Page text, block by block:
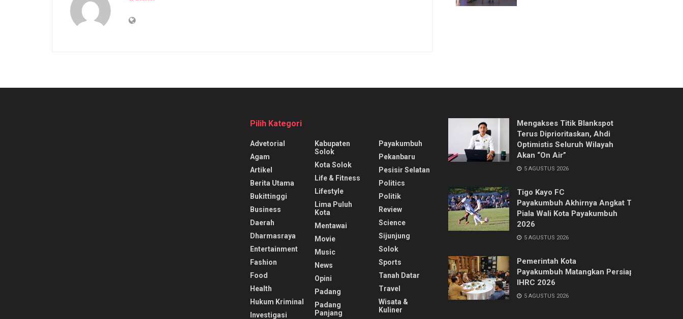
Pilih Kategori
Advetorial
Agam
Artikel
Berita Utama
Bukittinggi
Business
Daerah
Dharmasraya
Entertainment
Fashion
Food
Health
Hukum Kriminal
Investigasi
Kabupaten
Solok
Kota Solok
Life & Fitness
Lifestyle
Lima Puluh
Kota
Mentawai
Movie
Music
News
Opini
Padang
Padang
Panjang
Payakumbuh
Pekanbaru
Pesisir Selatan
Politics
Politik
Review
Science
Sijunjung
Solok
Sports
Tanah Datar
Travel
Wisata &
Kuliner
Mengakses Titik Blankspot
Terus Diprioritaskan, Ahdi
Optimistis Seluruh Wilayah
Akan “On Air”
5 AGUSTUS 2026
Tigo Kayo FC
Payakumbuh Akhirnya Angkat Trofi
Piala Wali Kota Payakumbuh
2026
5 AGUSTUS 2026
Pemerintah Kota
Payakumbuh Matangkan Persiapan
IHRC 2026
5 AGUSTUS 2026